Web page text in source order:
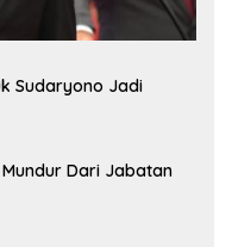
Sudaryono Jadi
Dari Jabatan